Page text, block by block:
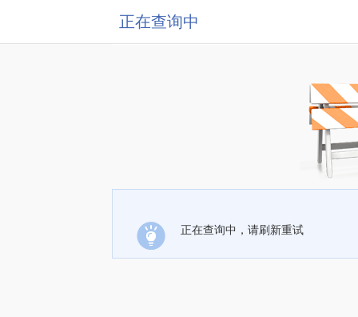
正在查询中
正在查询中，请刷新重试